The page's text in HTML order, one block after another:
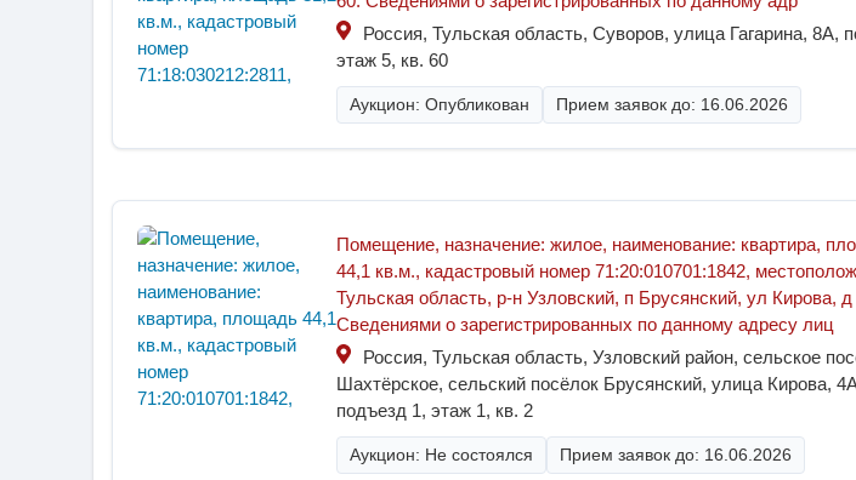
Россия, Тульская область, Суворов, улица Гагарина, 8А,
этаж 5, кв. 60
Аукцион: Опубликован Прием заявок до: 16.06.2026
Помещение, назначение: жилое, наименование: квартира,
44,1 кв.м., кадастровый номер 71:20:010701:1842,
Тульская область, р-н Узловский, п Брусянский, ул Кирова, д
Сведениями о зарегистрированных по данному адресу лиц
Россия, Тульская область, Узловский район, сельское
Шахтёрское, сельский посёлок Брусянский, улица Кирова,
подъезд 1, этаж 1, кв. 2
Аукцион: Не состоялся Прием заявок до: 16.06.2026